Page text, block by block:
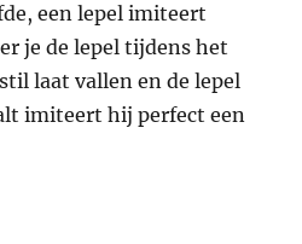
een lepel imiteert
je de lepel tijdens het
laat vallen en de lepel
imiteert hij perfect een